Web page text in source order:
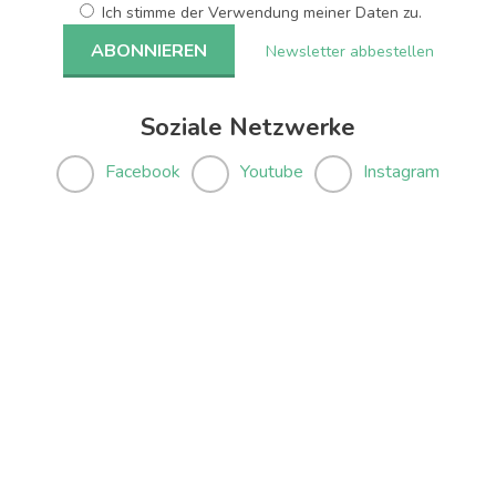
Ich stimme der Verwendung meiner Daten zu.
Newsletter abbestellen
Soziale Netzwerke
Facebook Youtube Instagram